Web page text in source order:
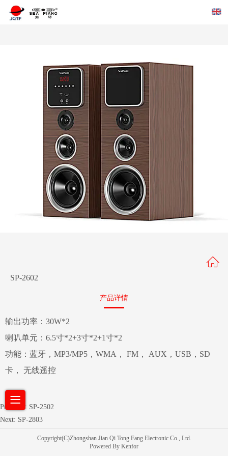
SP-2602
产品详情
输出功率：30W*2
喇叭单元：6.5寸*2+3寸*2+1寸*2
功能：蓝牙，MP3/MP5，WMA， FM，
AUX，USB，SD
卡， 无线遥控
Previous: SP-2502
Next: SP-2803
Copyright(C)Zhongshan Jian Qi Tong Fang Electronic Co., Ltd.
Powered By Kenfor